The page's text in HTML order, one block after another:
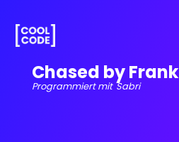
Chased by Frank
Programmiert mit Sabri